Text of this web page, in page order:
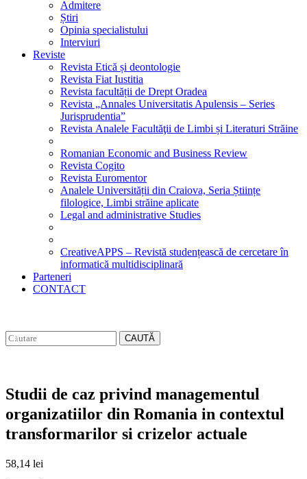
Admitere
Știri
Opinia specialistului
Interviuri
Reviste
Revista Etică și deontologie
Revista Fiat Iustitia
Revista facultății de Drept Oradea
Revista „Annales Universitatis Apulensis – Series
Jurisprudentia”
Revista Analele Facultăţii de Limbi și Literaturi Străine
Romanian Economic and Business Review
Revista Cogito
Revista Euromentor
Analele Universității din Craiova, Seria Științe
filologice, Limbi străine aplicate
Legal and administrative Studies
CreativeAPPS – Revistă studențească de cercetare în
informatică multidisciplinară
Parteneri
CONTACT
CAUTĂ
Studii de caz privind managementul
organizatiilor din Romania in contextul
transformarilor si crizelor actuale
58,14 lei